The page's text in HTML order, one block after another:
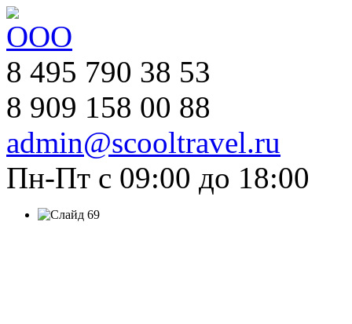
8 495 790 38 53
8 909 158 00 88
admin@scooltravel.ru
Пн-Пт с 09:00 до 18:00